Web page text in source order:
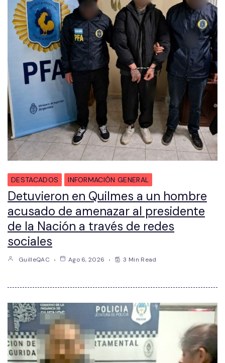
DESTACADOS INFORMACIÓN GENERAL
Detuvieron en Quilmes a un hombre
acusado de amenazar al presidente
de la Nación a través de redes
sociales
GuilleQAC Ago 6, 2026 3 Min Read